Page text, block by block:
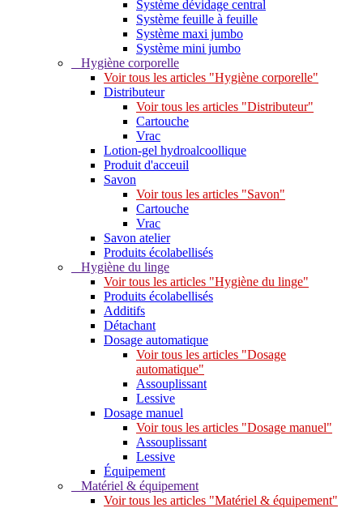
Système dévidage central
Système feuille à feuille
Système maxi jumbo
Système mini jumbo
Hygiène corporelle
Voir tous les articles "Hygiène corporelle"
Distributeur
Voir tous les articles "Distributeur"
Cartouche
Vrac
Lotion-gel hydroalcoollique
Produit d'acceuil
Savon
Voir tous les articles "Savon"
Cartouche
Vrac
Savon atelier
Produits écolabellisés
Hygiène du linge
Voir tous les articles "Hygiène du linge"
Produits écolabellisés
Additifs
Détachant
Dosage automatique
Voir tous les articles "Dosage
automatique"
Assouplissant
Lessive
Dosage manuel
Voir tous les articles "Dosage manuel"
Assouplissant
Lessive
Équipement
Matériel & équipement
Voir tous les articles "Matériel & équipement"